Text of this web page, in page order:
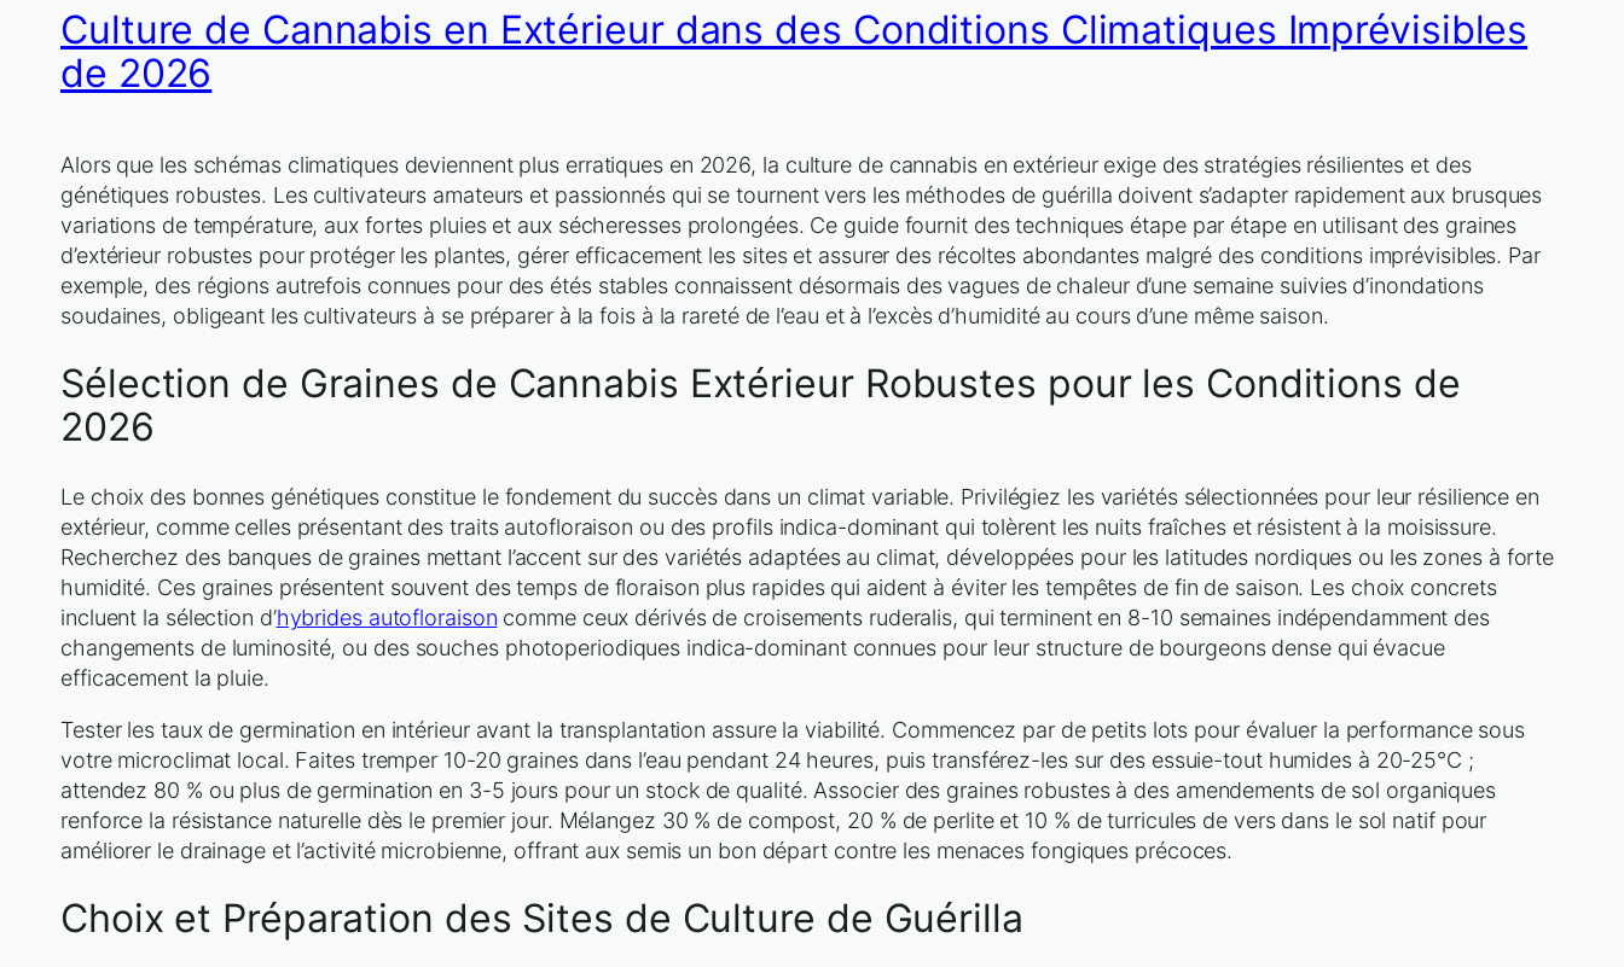
Culture de Cannabis en Extérieur dans des Conditions Climatiques Imprévisibles
de 2026
Alors que les schémas climatiques deviennent plus erratiques en 2026, la culture de cannabis en extérieur exige des stratégies résilientes et des
génétiques robustes. Les cultivateurs amateurs et passionnés qui se tournent vers les méthodes de guérilla doivent s’adapter rapidement aux brusques
variations de température, aux fortes pluies et aux sécheresses prolongées. Ce guide fournit des techniques étape par étape en utilisant des graines
d’extérieur robustes pour protéger les plantes, gérer efficacement les sites et assurer des récoltes abondantes malgré des conditions imprévisibles. Par
exemple, des régions autrefois connues pour des étés stables connaissent désormais des vagues de chaleur d’une semaine suivies d’inondations
soudaines, obligeant les cultivateurs à se préparer à la fois à la rareté de l’eau et à l’excès d’humidité au cours d’une même saison.
Sélection de Graines de Cannabis Extérieur Robustes pour les Conditions de
2026
Le choix des bonnes génétiques constitue le fondement du succès dans un climat variable. Privilégiez les variétés sélectionnées pour leur résilience en
extérieur, comme celles présentant des traits autofloraison ou des profils indica-dominant qui tolèrent les nuits fraîches et résistent à la moisissure.
Recherchez des banques de graines mettant l’accent sur des variétés adaptées au climat, développées pour les latitudes nordiques ou les zones à forte
humidité. Ces graines présentent souvent des temps de floraison plus rapides qui aident à éviter les tempêtes de fin de saison. Les choix concrets
incluent la sélection d’hybrides autofloraison comme ceux dérivés de croisements ruderalis, qui terminent en 8-10 semaines indépendamment des
changements de luminosité, ou des souches photoperiodiques indica-dominant connues pour leur structure de bourgeons dense qui évacue
efficacement la pluie.
Tester les taux de germination en intérieur avant la transplantation assure la viabilité. Commencez par de petits lots pour évaluer la performance sous
votre microclimat local. Faites tremper 10-20 graines dans l’eau pendant 24 heures, puis transférez-les sur des essuie-tout humides à 20-25°C ;
attendez 80 % ou plus de germination en 3-5 jours pour un stock de qualité. Associer des graines robustes à des amendements de sol organiques
renforce la résistance naturelle dès le premier jour. Mélangez 30 % de compost, 20 % de perlite et 10 % de turricules de vers dans le sol natif pour
améliorer le drainage et l’activité microbienne, offrant aux semis un bon départ contre les menaces fongiques précoces.
Choix et Préparation des Sites de Culture de Guérilla